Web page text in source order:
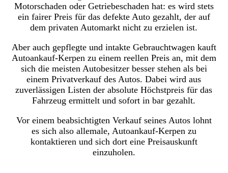
Motorschaden oder Getriebeschaden hat: es wird stets
ein fairer Preis für das defekte Auto gezahlt, der auf
dem privaten Automarkt nicht zu erzielen ist.
Aber auch gepflegte und intakte Gebrauchtwagen kauft
Autoankauf-Kerpen zu einem reellen Preis an, mit dem
sich die meisten Autobesitzer besser stehen als bei
einem Privatverkauf des Autos. Dabei wird aus
zuverlässigen Listen der absolute Höchstpreis für das
Fahrzeug ermittelt und sofort in bar gezahlt.
Vor einem beabsichtigten Verkauf seines Autos lohnt
es sich also allemale, Autoankauf-Kerpen zu
kontaktieren und sich dort eine Preisauskunft
einzuholen.